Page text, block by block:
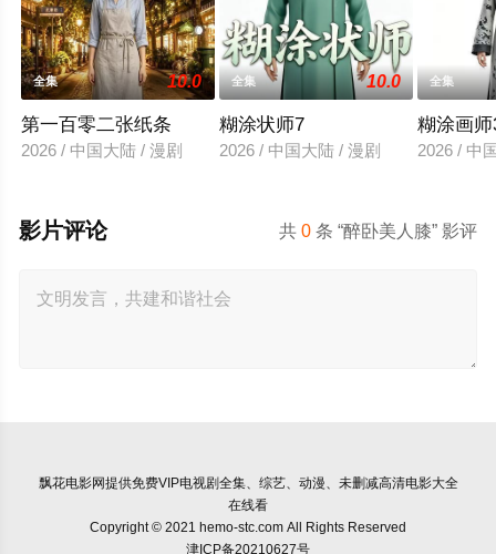
全集 10.0
第一百零二张纸条
2026 / 中国大陆 / 漫剧
全集 10.0
糊涂状师7
2026 / 中国大陆 / 漫剧
全集
糊涂画师
2026 / 中
共0 条 “醉卧美人膝” 影评
影片评论
飘花电影网提供免费VIP电视剧全集、综艺、动漫、未删减高清电影大全
在线看
Copyright © 2021 hemo-stc.com All Rights Reserved
津ICP备20210627号